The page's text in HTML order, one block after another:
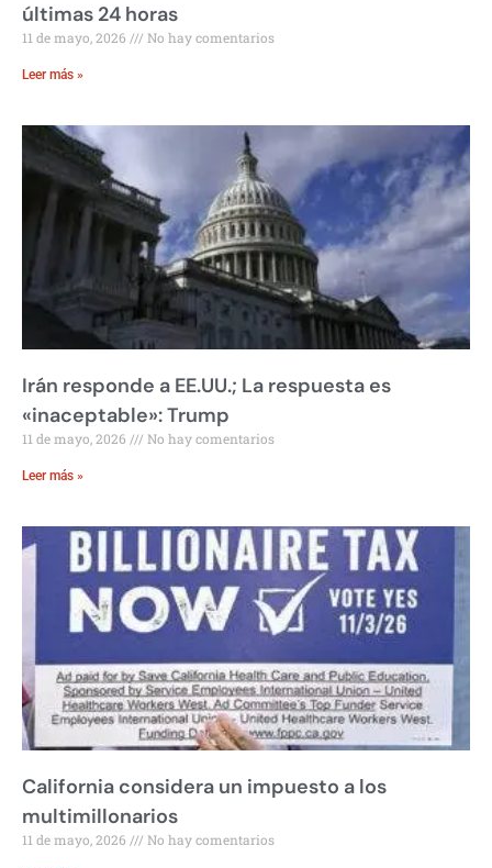
últimas 24 horas
11 de mayo, 2026 No hay comentarios
Leer más »
Irán responde a EE.UU.; La respuesta es
«inaceptable»: Trump
11 de mayo, 2026 No hay comentarios
Leer más »
California considera un impuesto a los
multimillonarios
11 de mayo, 2026 No hay comentarios